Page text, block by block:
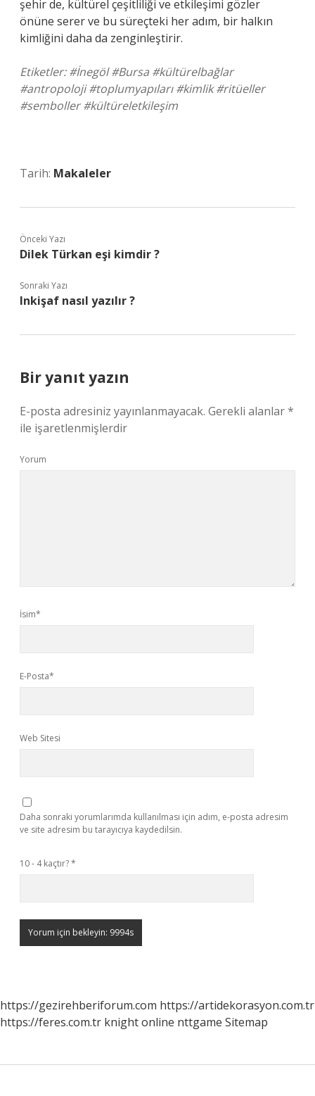
şehir de, kültürel çeşitliliği ve etkileşimi gözler
önüne serer ve bu süreçteki her adım, bir halkın
kimliğini daha da zenginleştirir.
Etiketler: #İnegöl #Bursa #kültürelbağlar
#antropoloji #toplumyapıları #kimlik #ritüeller
#semboller #kültüreletkileşim
Tarih: Makaleler
Önceki Yazı
Dilek Türkan eşi kimdir ?
Sonraki Yazı
Inkişaf nasıl yazılır ?
Bir yanıt yazın
E-posta adresiniz yayınlanmayacak. Gerekli alanlar*
ile işaretlenmişlerdir
Yorum
İsim*
E-Posta*
Web Sitesi
Daha sonraki yorumlarımda kullanılması için adım, e-posta adresim
ve site adresim bu tarayıcıya kaydedilsin.
10 - 4 kaçtır?*
https://gezirehberiforum.com https://artidekorasyon.com.tr
https://feres.com.tr knight online nttgame Sitemap